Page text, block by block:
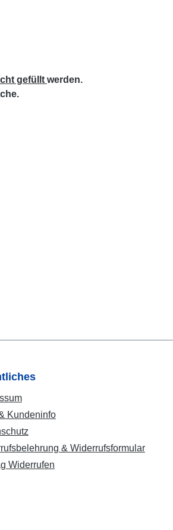
gefüllt werden.
Kundeninfo
& Widerrufsformular
Widerrufen